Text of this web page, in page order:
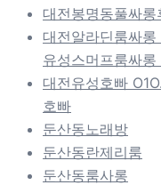
대전봉명동풀싸롱
대전알라딘룸싸
유성스머프룸싸
대전유성호빠
호빠
둔산동노래방
둔산동란제리룸
둔산동룸사롱